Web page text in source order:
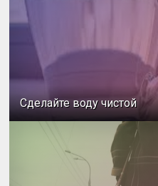
Сделайте воду чистой